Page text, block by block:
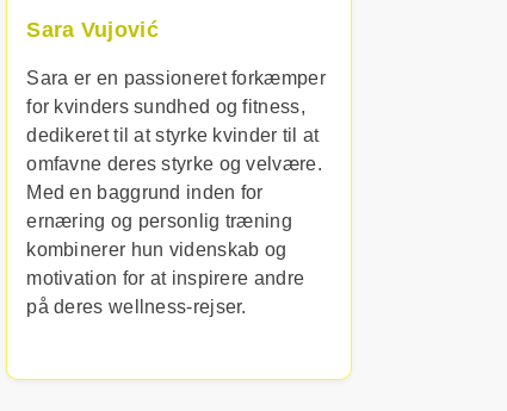
Sara Vujović
Sara er en passioneret forkæmper
for kvinders sundhed og fitness,
dedikeret til at styrke kvinder til at
omfavne deres styrke og velvære.
Med en baggrund inden for
ernæring og personlig træning
kombinerer hun videnskab og
motivation for at inspirere andre
på deres wellness-rejser.